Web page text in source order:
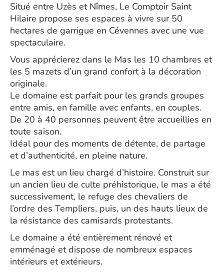
Situé entre Uzès et Nîmes, Le Comptoir Saint
Hilaire propose ses espaces à vivre sur 50
hectares de garrigue en Cévennes avec une vue
spectaculaire.
Vous apprécierez dans le Mas les 10 chambres et
les 5 mazets d’un grand confort à la décoration
originale.
Le domaine est parfait pour les grands groupes
entre amis, en famille avec enfants, en couples.
De 20 à 40 personnes peuvent être accueillies en
toute saison.
Idéal pour des moments de détente, de partage
et d’authenticité, en pleine nature.
Le mas est un lieu chargé d’histoire. Construit sur
un ancien lieu de culte préhistorique, le mas a été
successivement, le refuge des chevaliers de
l’ordre des Templiers, puis, un des hauts lieux de
la résistance des camisards protestants.
Le domaine a été entièrement rénové et
emménagé et dispose de nombreux espaces
intérieurs et extérieurs.